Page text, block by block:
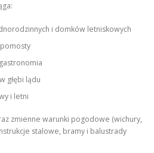
i domków letniskowych
głębi lądu
i letni
zmienne warunki pogodowe (wichury,
stalowe, bramy i balustrady